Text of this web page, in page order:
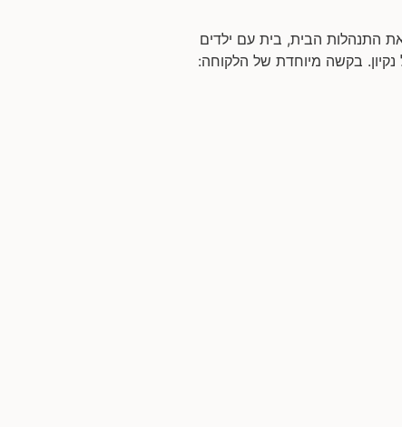
התנהלות הבית, בית עם ילדים
בקשה מיוחדת של הלקוחה: